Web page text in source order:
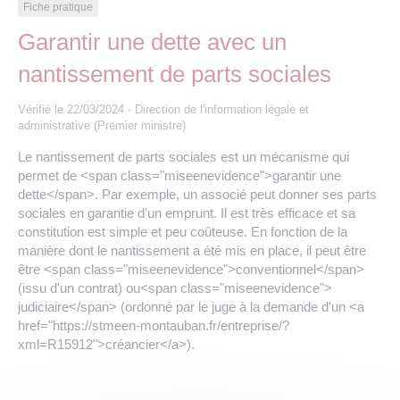
Eau et assainissement
Travaux
Numérique
Annuaire de contacts
Les offres d’emploi de la communauté de
Nos publications
Fiche pratique
Garantir une dette avec un
nantissement de parts sociales
Vérifié le 22/03/2024 - Direction de l'information légale et
administrative (Premier ministre)
Le nantissement de parts sociales est un mécanisme qui
permet de <span class="miseenevidence">garantir une
dette</span>. Par exemple, un associé peut donner ses parts
sociales en garantie d'un emprunt. Il est très efficace et sa
constitution est simple et peu coûteuse. En fonction de la
manière dont le nantissement a été mis en place, il peut être
être <span class="miseenevidence">conventionnel</span>
(issu d'un contrat) ou<span class="miseenevidence">
judiciaire</span> (ordonné par le juge à la demande d'un <a
href="https://stmeen-montauban.fr/entreprise/?
xml=R15912">créancier</a>).